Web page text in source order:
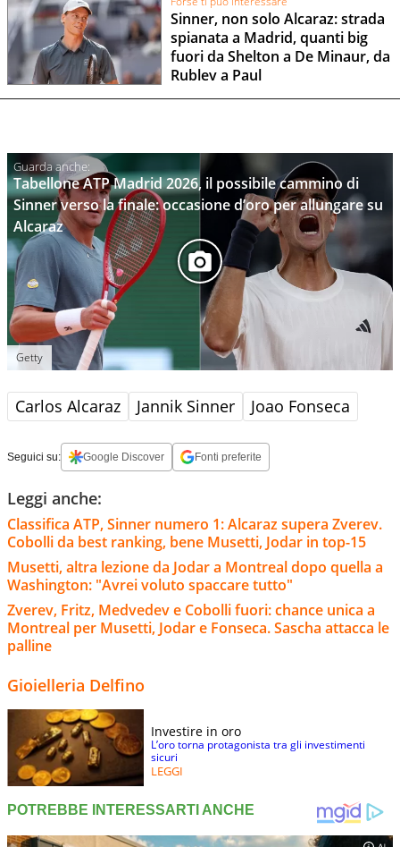
Sinner, non solo Alcaraz: strada
spianata a Madrid, quanti big
fuori da Shelton a De Minaur, da
Rublev a Paul
Tabellone ATP Madrid 2026, il possibile cammino di
Sinner verso la finale: occasione d’oro per allungare su
Alcaraz
Getty
Carlos Alcaraz Jannik Sinner Joao Fonseca
Seguici su: Google Discover Fonti preferite
Leggi anche:
Classifica ATP, Sinner numero 1: Alcaraz supera Zverev.
Cobolli da best ranking, bene Musetti, Jodar in top-15
Musetti, altra lezione da Jodar a Montreal dopo quella a
Washington: "Avrei voluto spaccare tutto"
Zverev, Fritz, Medvedev e Cobolli fuori: chance unica a
Montreal per Musetti, Jodar e Fonseca. Sascha attacca le
palline
Gioielleria Delfino
Investire in oro
L’oro torna protagonista tra gli investimenti
sicuri
LEGGI